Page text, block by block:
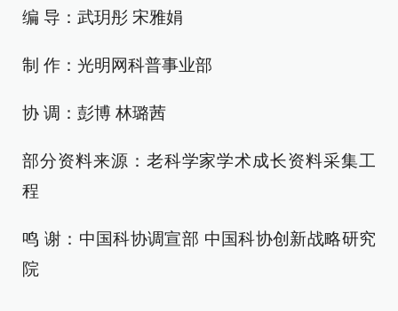
编 导：武玥彤 宋雅娟
制 作：光明网科普事业部
协 调：彭博 林璐茜
部分资料来源：老科学家学术成长资料采集工
程
鸣 谢：中国科协调宣部 中国科协创新战略研究
院